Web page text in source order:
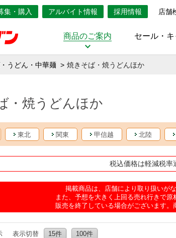
集・購入 アルバイト情報 採用情報 店舗
商品のご案内 セール・
うどん・中華麺 焼きそば・焼うどんほか
・焼うどんほか
東北 関東 甲信越 北陸
税込価格は軽減税率
掲載商品は、店舗により取り扱いが
また、予想を大きく上回る売れ行きで
販売を終了している場合がございます
表示切替 15件 100件